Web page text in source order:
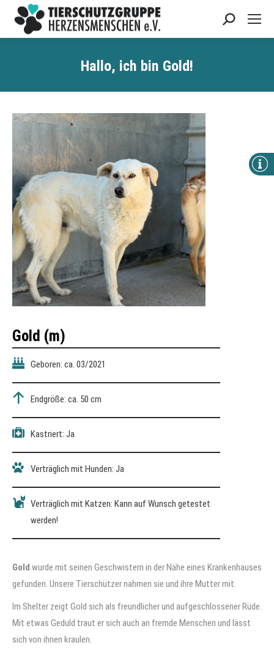
Search:
Hallo, ich bin Gold!
Gold (m)
Geboren: ca. 03/2021
Endgröße: ca. 50 cm
Kastriert: Ja
Verträglich mit Hunden: Ja
Verträglich mit Katzen: Kann auf Wunsch getestet
werden!
Gold wurde mit seinen Geschwistern in der Nähe eines Krankenhauses
gefunden. Unsere Tierschützer nahmen sie und ihre Mutter mit.
Im Shelter zeigt Gold sich als freundlicher und aufgeschlossener Rüde.
Mit etwas Geduld traut er sich auch an fremde Menschen und lässt
sich von ihnen kraulen.